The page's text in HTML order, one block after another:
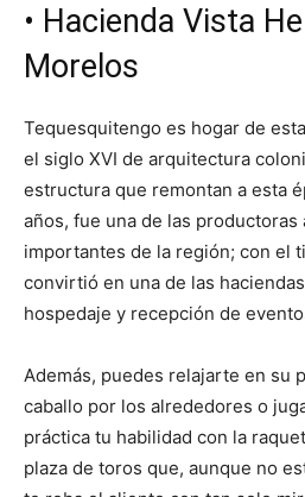
• Hacienda Vista
Morelos
Tequesquitengo es hogar de
el siglo XVI de arquitectura
estructura que remontan a esta
años, fue una de las productoras
importantes de la región; con el
convirtió en una de las
hospedaje y recepción de
Además, puedes relajarte en su
caballo por los alrededores o
práctica tu habilidad con la
plaza de toros que, aunque no